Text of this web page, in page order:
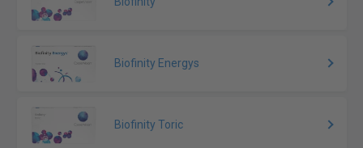
Biofinity Energys
Biofinity Toric